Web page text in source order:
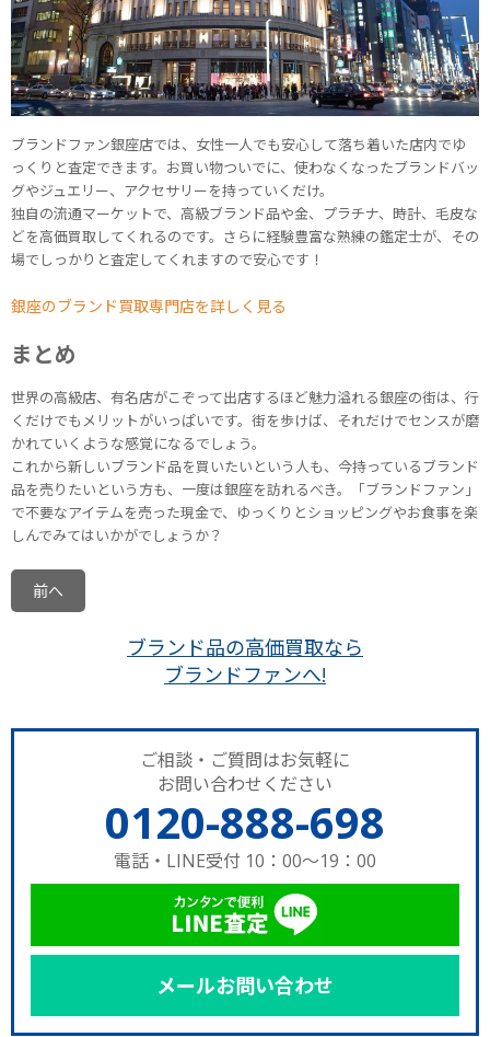
ブランドファン銀座店では、女性一人でも安心して落ち着いた店内でゆ
っくりと査定できます。お買い物ついでに、使わなくなったブランドバッ
グやジュエリー、アクセサリーを持っていくだけ。
独自の流通マーケットで、高級ブランド品や金、プラチナ、時計、毛皮な
どを高価買取してくれるのです。さらに経験豊富な熟練の鑑定士が、その
場でしっかりと査定してくれますので安心です！
銀座のブランド買取専門店を詳しく見る
まとめ
世界の高級店、有名店がこぞって出店するほど魅力溢れる銀座の街は、行
くだけでもメリットがいっぱいです。街を歩けば、それだけでセンスが磨
かれていくような感覚になるでしょう。
これから新しいブランド品を買いたいという人も、今持っているブランド
品を売りたいという方も、一度は銀座を訪れるべき。「ブランドファン」
で不要なアイテムを売った現金で、ゆっくりとショッピングやお食事を楽
しんでみてはいかがでしょうか？
前へ
ブランド品の高価買取なら
ブランドファンへ!
ご相談・ご質問はお気軽に
お問い合わせください
0120-888-698
電話・LINE受付 10：00～19：00
メールお問い合わせ